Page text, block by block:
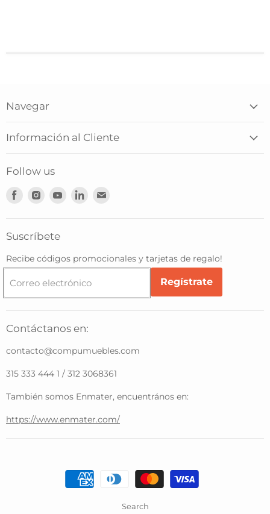
Navegar
Información al Cliente
Follow us
Encuéntranos
Encuéntranos
Encuéntranos
Encuéntranos
Suscríbete
Recibe códigos promocionales y tarjetas de regalo!
Correo electrónico Regístrate
Contáctanos en:
contacto@compumuebles.com
315 333 444 1 / 312 3068361
También somos Enmater, encuentrános en:
https://www.enmater.com/
Search